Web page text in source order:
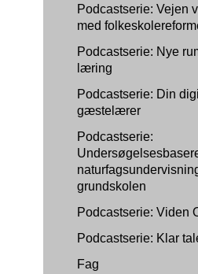
Podcastserie: Vejen
med
Podcastserie: Nye
læring
Podcastserie: Din
gæstelærer
Podcastserie:
grundskolen
Podcastserie: Viden
Podcastserie: Klar
Fag